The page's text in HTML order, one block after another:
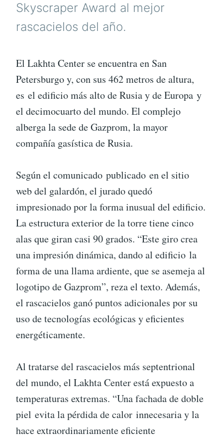
Skyscraper Award al mejor
rascacielos del año.
El Lakhta Center se encuentra en San
Petersburgo y, con sus 462 metros de altura,
es el edificio más alto de Rusia y de Europa y
el decimocuarto del mundo. El complejo
alberga la sede de Gazprom, la mayor
compañía gasística de Rusia.
Según el comunicado publicado en el sitio
web del galardón, el jurado quedó
impresionado por la forma inusual del edificio.
La estructura exterior de la torre tiene cinco
alas que giran casi 90 grados. “Este giro crea
una impresión dinámica, dando al edificio la
forma de una llama ardiente, que se asemeja al
logotipo de Gazprom”, reza el texto. Además,
el rascacielos ganó puntos adicionales por su
uso de tecnologías ecológicas y eficientes
energéticamente.
Al tratarse del rascacielos más septentrional
del mundo, el Lakhta Center está expuesto a
temperaturas extremas. “Una fachada de doble
piel evita la pérdida de calor innecesaria y la
hace extraordinariamente eficiente